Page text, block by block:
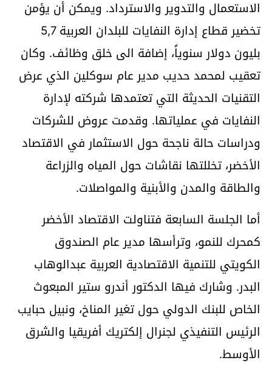
الاستعمال والتدوير والاسترداد. ويمكن أن يؤمن
تخضير قطاع إدارة النفايات للبلدان العربية 5,7
بليون دولار سنوياً، إضافة الى خلق وظائف. وكان
تعقيب لمحمد حديب مدير عام سوكلين الذي عرض
التقنيات الحديثة التي تعتمدها شركته لإدارة
النفايات في عملياتها. وقدمت عروض للشركات
ودراسات حالة ناجحة حول الاستثمار في الاقتصاد
الأخضر، تخللتها نقاشات حول المياه والزراعة
والطاقة والمدن والأبنية والمواصلات.
أما الجلسة السابعة فتناولت الاقتصاد الأخضر
كمحرك للنمو، وترأسها مدير عام الصندوق
الكويتي للتنمية الاقتصادية العربية عبدالوهاب
البدر. وشارك فيها الدكتور أندرو ستير المبعوث
الخاص للبنك الدولي حول تغير المناخ، ونبيل حبايب
الرئيس التنفيذي لجنرال إلكتريك أفريقيا والشرق
الأوسط.